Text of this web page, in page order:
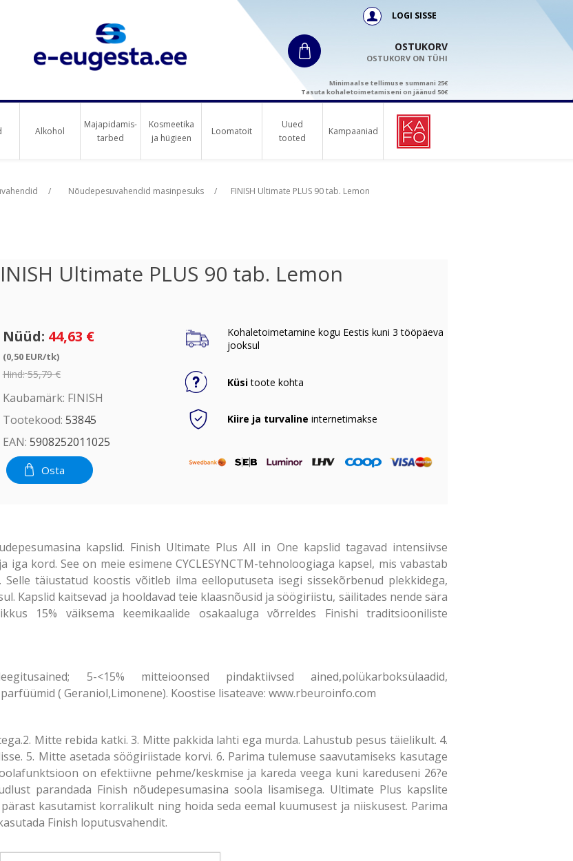
LOGI SISSE
OSTUKORV
OSTUKORV ON TÜHI
Minimaalse tellimuse summani 25€
Tasuta kohaletoimetamiseni on jäänud 50€
Alkohol
Majapidamis-
tarbed
Kosmeetika
ja hügieen
Loomatoit
Uued
tooted
Kampaaniad
/ Nõudepesuvahendid masinpesuks / FINISH Ultimate PLUS 90 tab. Lemon
Ultimate PLUS 90 tab. Lemon
Nüüd: 44,63 €
(0,50 EUR/tk)
Hind: 55,79 €
Kaubamärk: FINISH
Tootekood: 53845
EAN: 5908252011025
Osta
Kohaletoimetamine kogu Eestis kuni 3 tööpäeva
jooksul
Küsitoote kohta
Kiire ja turvaline internetimakse
kapslid. Finish Ultimate Plus All in One kapslid tagavad intensiivse
kord. See on meie esimene CYCLESYNCTM-tehnoloogiaga kapsel, mis vabastab
täiustatud koostis võitleb ilma eelloputuseta isegi sissekõrbenud plekkidega,
Kapslid kaitsevad ja hooldavad teie klaasnõusid ja söögiriistu, säilitades nende sära
15% väiksema keemikaalide osakaaluga võrreldes Finishi traditsiooniliste
5-<15% mitteioonsed pindaktiivsed ained,polükarboksülaadid,
( Geraniol,Limonene). Koostise lisateave: www.rbeuroinfo.com
Mitte rebida katki. 3. Mitte pakkida lahti ega murda. Lahustub pesus täielikult. 4.
5. Mitte asetada söögiriistade korvi. 6. Parima tulemuse saavutamiseks kasutage
on efektiivne pehme/keskmise ja kareda veega kuni kareduseni 26?e
parandada Finish nõudepesumasina soola lisamisega. Ultimate Plus kapslite
kasutamist korralikult ning hoida seda eemal kuumusest ja niiskusest. Parima
Finish loputusvahendit.